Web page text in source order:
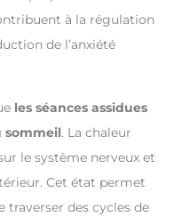
à la régulation
de l’anxiété
les séances assidues
sommeil. La chaleur
le système nerveux et
Cet état permet
traverser des cycles de